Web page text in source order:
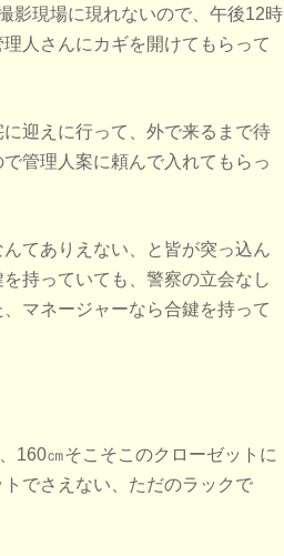
影現場に現れないので、午後12時
人さんにカギを開けてもらって
迎えに行って、外で来るまで待
管理人案に頼んで入れてもらっ
てありえない、と皆が突っ込ん
持っていても、警察の立会なし
マネージャーなら合鍵を持って
160㎝そこそこのクローゼットに
でさえない、ただのラックで